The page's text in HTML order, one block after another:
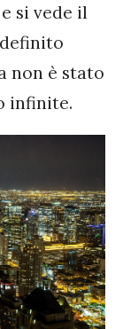
si vede il
non è stato
infinite.